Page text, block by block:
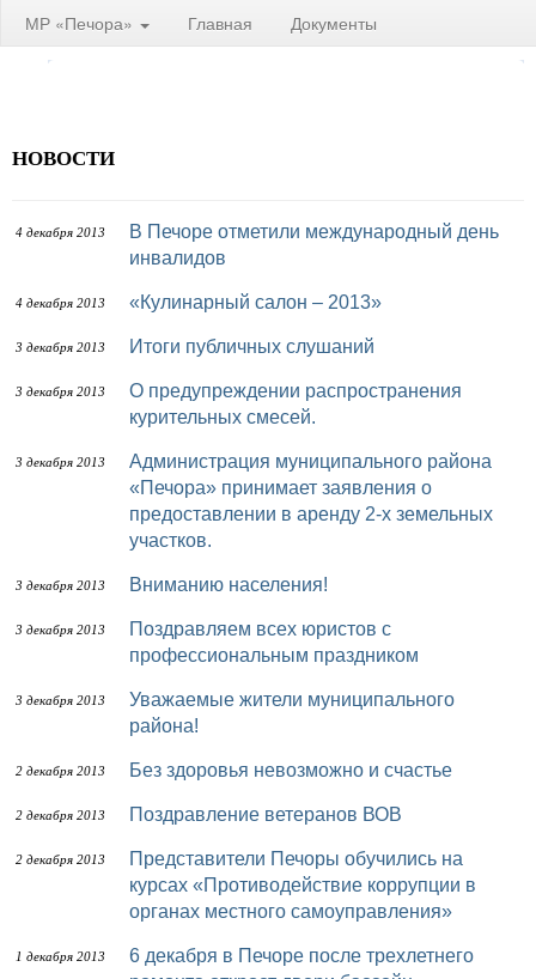
МР «Печора» Главная Документы
НОВОСТИ
4 декабря 2013
В Печоре отметили международный день
инвалидов
4 декабря 2013 «Кулинарный салон – 2013»
3 декабря 2013 Итоги публичных слушаний
3 декабря 2013
О предупреждении распространения
курительных смесей.
3 декабря 2013
Администрация муниципального района
«Печора» принимает заявления о
предоставлении в аренду 2-х земельных
участков.
3 декабря 2013 Вниманию населения!
3 декабря 2013
Поздравляем всех юристов с
профессиональным праздником
3 декабря 2013
Уважаемые жители муниципального
района!
2 декабря 2013 Без здоровья невозможно и счастье
2 декабря 2013 Поздравление ветеранов ВОВ
2 декабря 2013
Представители Печоры обучились на
курсах «Противодействие коррупции в
органах местного самоуправления»
1 декабря 2013
6 декабря в Печоре после трехлетнего